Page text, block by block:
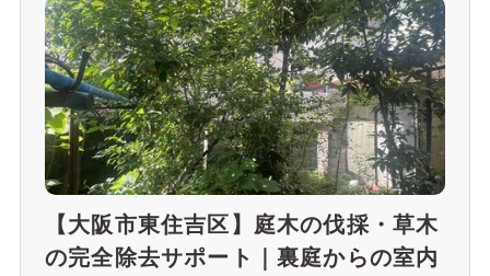
【大阪市東住吉区】庭木の伐採・草木
の完全除去サポート｜裏庭からの室内